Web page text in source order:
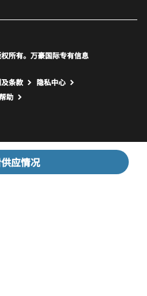
应情况
所有。万豪国际专有信息
条款
隐私中心
开新窗口
助